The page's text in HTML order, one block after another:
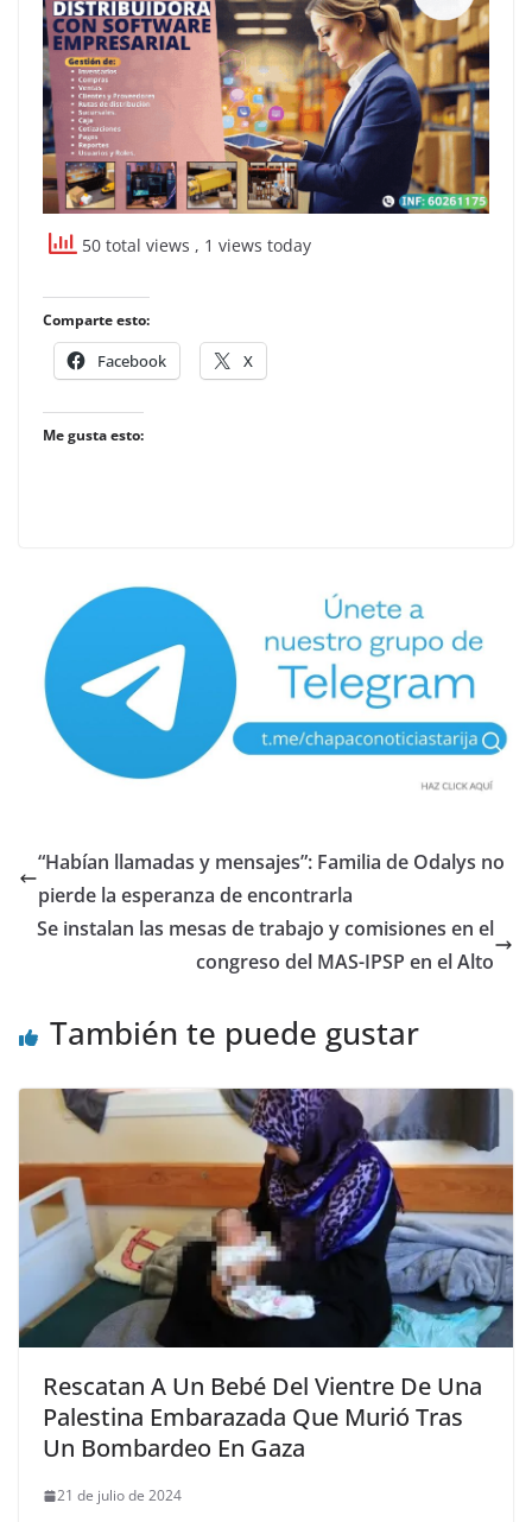
50 total views , 1 views today
Comparte esto:
Facebook X
Me gusta esto:
“Habían llamadas y mensajes”: Familia de Odalys no
pierde la esperanza de encontrarla
Se instalan las mesas de trabajo y comisiones en el
congreso del MAS-IPSP en el Alto
También te puede gustar
Rescatan A Un Bebé Del Vientre De Una
Palestina Embarazada Que Murió Tras
Un Bombardeo En Gaza
21 de julio de 2024